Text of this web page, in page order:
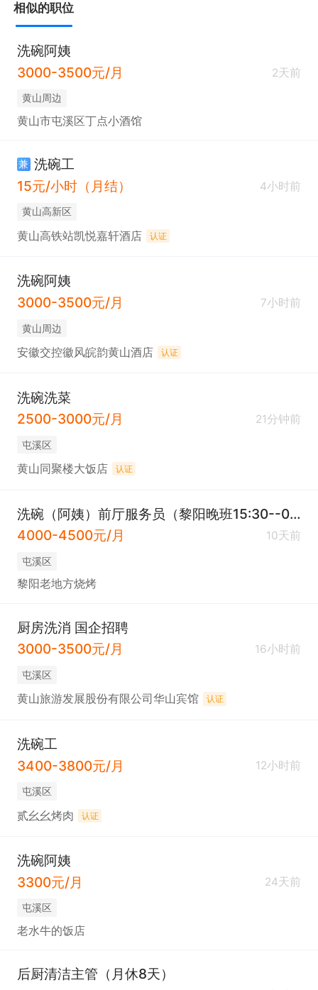
相似的职位
洗碗阿姨
3000-3500元/月
2天前
黄山周边
黄山市屯溪区丁点小酒馆
兼 洗碗工
15元/小时（月结）
4小时前
黄山高新区
黄山高铁站凯悦嘉轩酒店 认证
洗碗阿姨
3000-3500元/月
7小时前
黄山周边
安徽交控徽风皖韵黄山酒店 认证
洗碗洗菜
2500-3000元/月
21分钟前
屯溪区
黄山同聚楼大饭店 认证
洗碗（阿姨）前厅服务员（黎阳晚班15:30--02:00）
4000-4500元/月
10天前
屯溪区
黎阳老地方烧烤
厨房洗消 国企招聘
3000-3500元/月
16小时前
屯溪区
黄山旅游发展股份有限公司华山宾馆 认证
洗碗工
3400-3800元/月
12小时前
屯溪区
贰幺幺烤肉 认证
洗碗阿姨
3300元/月
24天前
屯溪区
老水牛的饭店
后厨清洁主管（月休8天）